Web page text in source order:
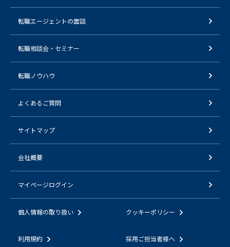
転職エージェントの面談
転職相談会・セミナー
転職ノウハウ
よくあるご質問
サイトマップ
会社概要
マイページログイン
個人情報の取り扱い クッキーポリシー
利用規約 採用ご担当者様へ